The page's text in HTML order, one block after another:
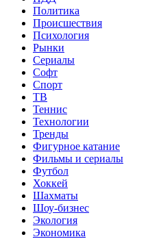
Политика
Происшествия
Психология
Рынки
Сериалы
Софт
Спорт
ТВ
Теннис
Технологии
Тренды
Фигурное катание
Фильмы и сериалы
Футбол
Хоккей
Шахматы
Шоу-бизнес
Экология
Экономика